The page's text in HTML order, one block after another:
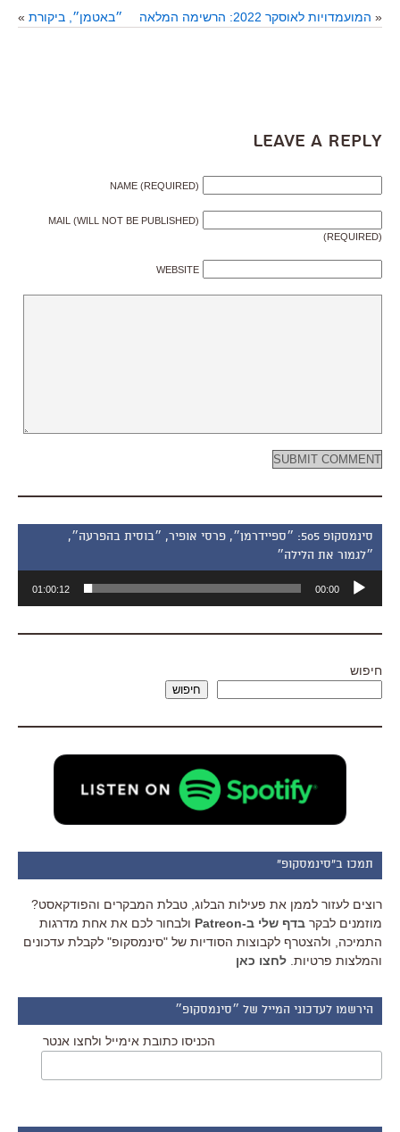
« המועמדויות לאוסקר 2022: הרשימה המלאה ״באטמן״, ביקורת »
Leave a Reply
NAME (REQUIRED)
MAIL (WILL NOT BE PUBLISHED)
(REQUIRED)
WEBSITE
סינמסקופ 505: ״ספיידרמן״, פרסי אופיר, ״בוסית בהפרעה״,
״לגמור את הלילה״
אודיו
00:00
01:00:12
חיפוש
חיפוש
תמכו ב"סינמסקופ"
רוצים לעזור לממן את פעילות הבלוג, טבלת המבקרים והפודקאסט?
מוזמנים לבקר בדף שלי ב-Patreon
ולבחור לכם את אחת מדרגות
התמיכה, ולהצטרף לקבוצות הסודיות של "סינמסקופ" לקבלת עדכונים
והמלצות פרטיות. לחצו כאן
הירשמו לעדכוני המייל של ״סינמסקופ״
הכניסו כתובת אימייל ולחצו אנטר